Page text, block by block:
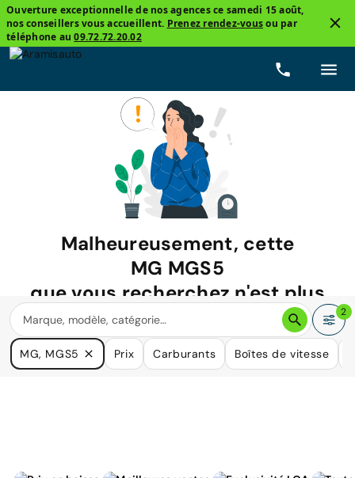
Ouverture exceptionnelle de nos agences ce samedi 15 août,
nos conseillers vous accueillent. Prenez rendez-vousou par
téléphone au09.72.72.20.02
Malheureusement, cette
MG MGS5
que vous recherchez n'est plus
disponible.
Nous avons de nombreuses voitures qui pourraient répondre
à vos besoins.
2
MG, MGS5 Prix Carburants Boîtes de vitesse